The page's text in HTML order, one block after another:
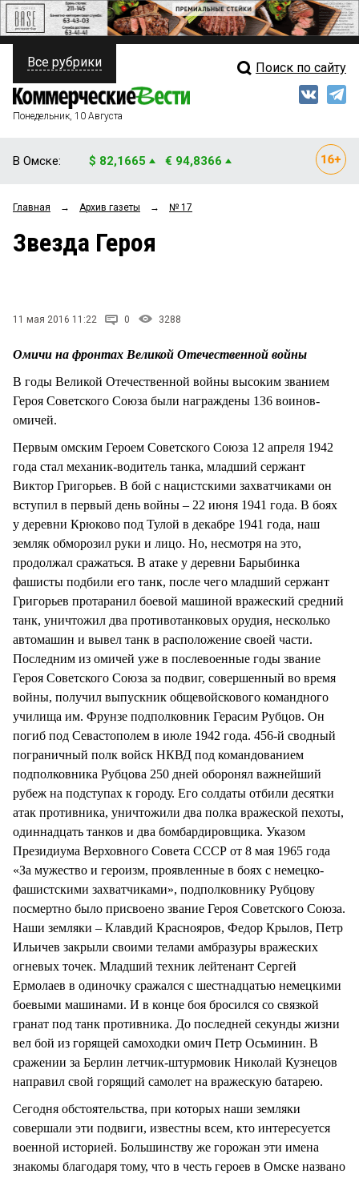
ПОЛИТИКА
ФИНАНСЫ
ОБЩЕСТВО
ЗАКОН
ПРОИСШЕСТВИЯ
СТИЛЬ ЖИЗНИ
Свежий выпуск
Все рубрики Поиск по сайту
Понедельник, 10 Августа
В Омске: $ 82,1665 € 94,8366
Главная → Архив газеты → № 17
Звезда Героя
11 мая 2016 11:22 0 3288
Омичи на фронтах Великой Отечественной войны
В годы Великой Отечественной войны высоким званием
Героя Советского Союза были награждены 136 воинов-
омичей.
Первым омским Героем Советского Союза 12 апреля 1942
года стал механик-водитель танка, младший сержант
Виктор Григорьев. В бой с нацистскими захватчиками он
вступил в первый день войны – 22 июня 1941 года. В боях
у деревни Крюково под Тулой в декабре 1941 года, наш
земляк обморозил руки и лицо. Но, несмотря на это,
продолжал сражаться. В атаке у деревни Барыбинка
фашисты подбили его танк, после чего младший сержант
Григорьев протаранил боевой машиной вражеский средний
танк, уничтожил два противотанковых орудия, несколько
автомашин и вывел танк в расположение своей части.
Последним из омичей уже в послевоенные годы звание
Героя Советского Союза за подвиг, совершенный во время
войны, получил выпускник общевойскового командного
училища им. Фрунзе подполковник Герасим Рубцов. Он
погиб под Севастополем в июле 1942 года. 456-й сводный
пограничный полк войск НКВД под командованием
подполковника Рубцова 250 дней оборонял важнейший
рубеж на подступах к городу. Его солдаты отбили десятки
атак противника, уничтожили два полка вражеской пехоты,
одиннадцать танков и два бомбардировщика. Указом
Президиума Верховного Совета СССР от 8 мая 1965 года
«За мужество и героизм, проявленные в боях с немецко-
фашистскими захватчиками», подполковнику Рубцову
посмертно было присвоено звание Героя Советского Союза.
Наши земляки – Клавдий Краснояров, Федор Крылов, Петр
Ильичев закрыли своими телами амбразуры вражеских
огневых точек. Младший техник лейтенант Сергей
Ермолаев в одиночку сражался с шестнадцатью немецкими
боевыми машинами. И в конце боя бросился со связкой
гранат под танк противника. До последней секунды жизни
вел бой из горящей самоходки омич Петр Осьминин. В
сражении за Берлин летчик-штурмовик Николай Кузнецов
направил свой горящий самолет на вражескую батарею.
Сегодня обстоятельства, при которых наши земляки
совершали эти подвиги, известны всем, кто интересуется
военной историей. Большинству же горожан эти имена
знакомы благодаря тому, что в честь героев в Омске названо